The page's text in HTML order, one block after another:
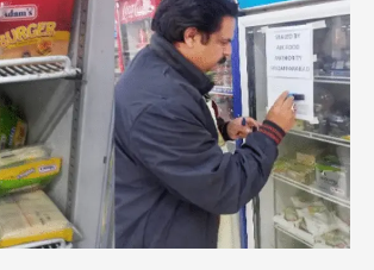
کی
چیکنگ،کیش
اینڈ
کیری
سیل،مختلف
اشیاء